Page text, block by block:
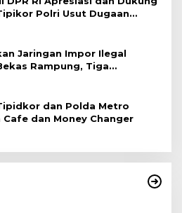
Polri Usut Dugaan
Bara
Jaringan Impor Ilegal
Rampung, Tiga
Sudah P-21 dan Satu Buron
dan Polda Metro
Cafe dan Money Changer